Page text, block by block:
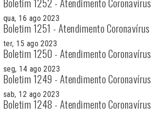
qua, 16 ago 2023
Boletim 1251 - Atendimento Coronavírus
ter, 15 ago 2023
Boletim 1250 - Atendimento Coronavírus
seg, 14 ago 2023
Boletim 1249 - Atendimento Coronavírus
sab, 12 ago 2023
Boletim 1248 - Atendimento Coronavírus